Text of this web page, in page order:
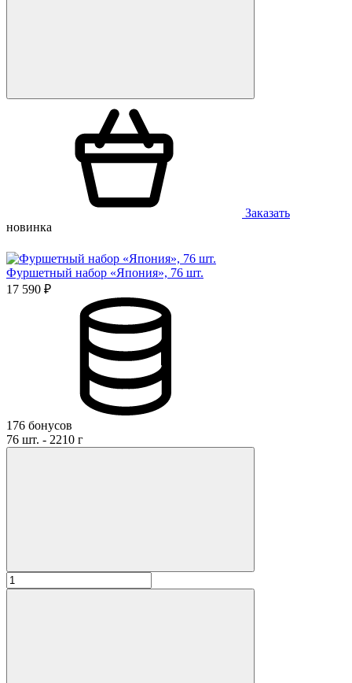
Заказать
новинка
Фуршетный набор «Япония», 76 шт.
17 590 ₽
176 бонусов
76 шт. - 2210 г